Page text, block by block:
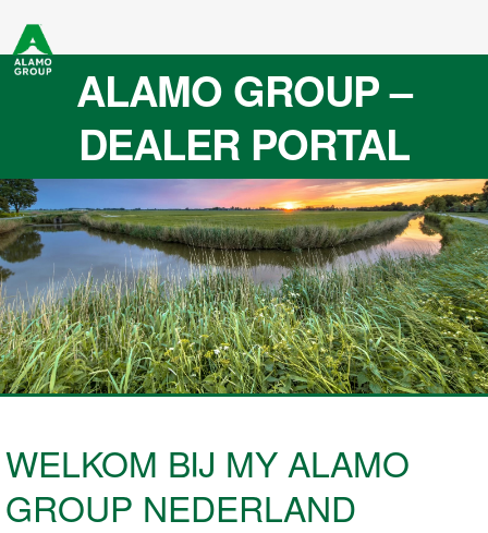
ALAMO GROUP –
DEALER PORTAL
WELKOM BIJ MY ALAMO
GROUP NEDERLAND